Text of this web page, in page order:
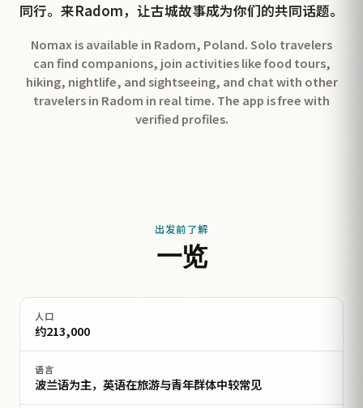
同行。来Radom，让古城故事成为你们的共同话题。
Nomax is available in Radom, Poland. Solo travelers
can find companions, join activities like food tours,
hiking, nightlife, and sightseeing, and chat with other
travelers in Radom in real time. The app is free with
verified profiles.
出发前了解
一览
人口
约213,000
语言
波兰语为主，英语在旅游与青年群体中较常见